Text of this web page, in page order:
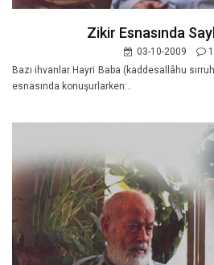
Zikir Esnasında
03-10-2009
Bazı ihvanlar Hayri Baba (kaddesallâhu
esnasında konuşurlarken:..